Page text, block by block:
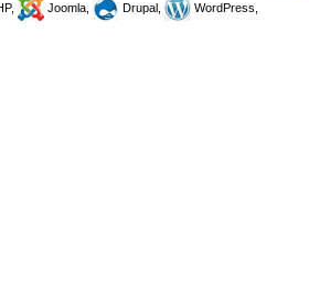
Joomla, Drupal,
WordPress,